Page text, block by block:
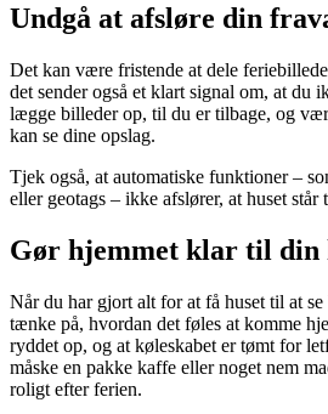
Undgå at afsløre din
Det kan være fristende at dele
det sender også et klart signal om, at du
lægge billeder op, til du er tilbage, og
kan se dine opslag.
Tjek også, at automatiske funktioner –
eller geotags – ikke afslører, at huset står
Gør hjemmet klar til din
Når du har gjort alt for at få huset til at se
tænke på, hvordan det føles at komme
ryddet op, og at køleskabet er tømt for
måske en pakke kaffe eller noget nem
roligt efter ferien.